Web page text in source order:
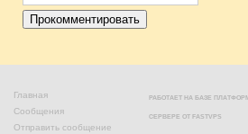
Главная
Сообщения
Отправить сообщение
РАБОТАЕТ НА БАЗЕ
СЕРВЕРЕ ОТ FASTVPS